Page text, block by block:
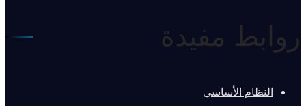
روابط مفيدة
النظام الأساسي